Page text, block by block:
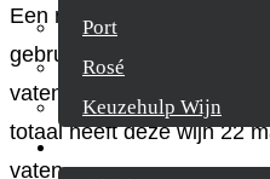
Port
Rosé
Keuzehulp Wijn
Whisky
Een mooie maar
gebruik gemaakt van
vaten als in 2e en 3e
totaal heeft deze wijn 22
vaten.